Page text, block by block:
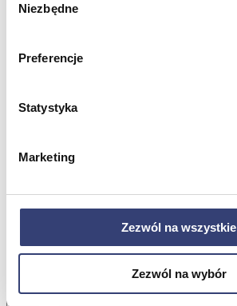
zgody
Niezbędne
Preferencje
Statystyka
Marketing
Zezwól na wszystkie
Zezwól na wybór
Urządzenia
Dofinansowania
Zobacz wszystko